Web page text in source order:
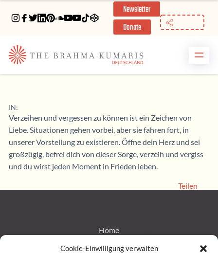
Cookie-Einwilligung verwalten
Newsletter
Donate
IN:
Verzeihen und vergessen zu können ist ein Zeichen von
Liebe. Situationen gehen vorbei, aber sie fahren fort, in
unserer Vorstellung zu existieren. Öffne dein Herz und sei
großzügig, befrei dich von dieser Sorge, verzeih und vergiss
und du wirst jeden Moment in Frieden leben.
Teilen
Home